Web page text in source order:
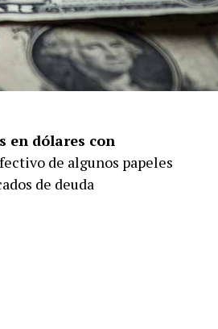
en dólares con
de algunos papeles
de deuda